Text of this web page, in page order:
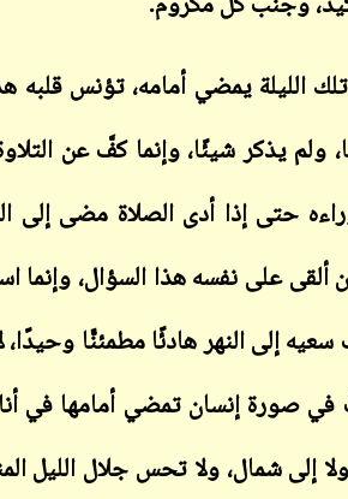
الليلة يمضي أمامه، تؤنس قلبه
ولم يذكر شيئًا، وإنما كفَّ عن
حتى إذا أدى الصلاة مضى إلى
على نفسه هذا السؤال، وإنما
إلى النهر هادئًا مطمئنًّا
صورة إنسان تمضي أمامها في
إلى شمال، ولا تحس جلال الليل